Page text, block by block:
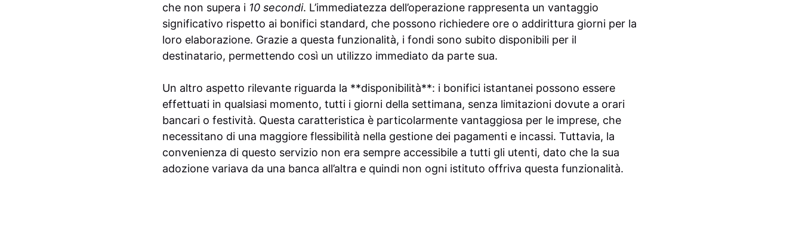
che non supera i 10 secondi. L’immediatezza dell’operazione rappresenta un vantaggio
significativo rispetto ai bonifici standard, che possono richiedere ore o addirittura giorni per la
loro elaborazione. Grazie a questa funzionalità, i fondi sono subito disponibili per il
destinatario, permettendo così un utilizzo immediato da parte sua.
Un altro aspetto rilevante riguarda la **disponibilità**: i bonifici istantanei possono essere
effettuati in qualsiasi momento, tutti i giorni della settimana, senza limitazioni dovute a orari
bancari o festività. Questa caratteristica è particolarmente vantaggiosa per le imprese, che
necessitano di una maggiore flessibilità nella gestione dei pagamenti e incassi. Tuttavia, la
convenienza di questo servizio non era sempre accessibile a tutti gli utenti, dato che la sua
adozione variava da una banca all’altra e quindi non ogni istituto offriva questa funzionalità.